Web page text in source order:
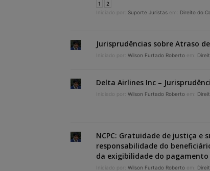
1
2
Iniciado por: Suporte Juristas em: Direito do
Jurisprudências sobre Atraso de
Iniciado por: Wilson Furtado Roberto em:
Delta Airlines Inc –
Iniciado por: Wilson Furtado Roberto em:
NCPC: Gratuidade de justiça e
responsabilidade do
da exigibilidade do pagamento
Iniciado por: Wilson Furtado Roberto em: